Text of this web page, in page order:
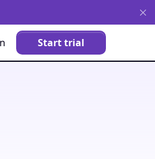
Start trial